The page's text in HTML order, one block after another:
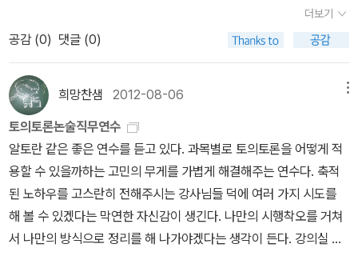
괴로웠을지는 충분히 짐작 가능한 일이다. 여기에서 잠깐 며칠전에
읽었던 《리뎀션》이 생각나는데, 그들은 발레로와 산체스로부터 증거
를 발견하지 못했지만 점점 더 그들이 범인이라는 확신을 갖게 된
다. 그들은 용의자들을 계속 주시하며 때를 기다렸고, 1913년 쿠엥카
에 새 판사가 임명이 되자, 증거부족을 이유로 발레로와 산체스 사건
을 기각한 전임 판사와는 달리 새 판사가 이를 번복해주기를 간절히
바라면서 기회를 놓치지 않고 다시 칼을 빼들었다.새 판사는 젊고 시
기심이 많은 사람이었고, 미해결 사건이라는 망령이 그의 머릿속을
떠나지 않고 괴롭혔다.발레로와 산체스는 다시 체포되었고, 이번에는
치안경비대가 호세 마리아 로뻬즈 그리말도스의 죽음뿐만 아니라 그
로 인해 그 가족들이 겪어야 했던 고통에 대해서도 응당한 대가를 치
과 존 버닝햄앤서니 브라운<우리 아빠가 최고야>,<돼지책>,<고릴
라>,<우리 엄마>,<기분을 말해 봐!> 존 버닝햄<지각대장 존>,<검
>,<깃털 없는 기러기 보르카> 앤서니 브라운이야 워낙에 유명하기
도 하고 책을 많이 내는 작가이기도 하여 아이가 있는 집이면 여러 권
있는 것이 보통이다. 또한 존 버닝햄 역시 마찬가지인지라 두 작가의
작품을 섞은 세트 상품이 판매될 정도이다. 우리집에도 두 작가의 작
품이 많다. 수적으로는 앤서니 브라운의 작품이 많지만 그의 작품 중
에는 썩 마음에 들지 않는 작품도 있어 언제부터인가 새로 구입을 하
지 않는 중이고 존 버닝햄의 작품은 여전히 궁금하다. 개인적으로 가
장 좋아하는 앤서니 브라운의 작품은 [우리 엄마]이고, 존 버닝햄의
미녀가 되고싶었던 라타투이는 마법의 수
프를 끓인다. 그렇지만 결국엔 실패하고 늘어난 라타투이들을 먹여살
려야만 하는 이야기. 자기 자신의 모습을 인정할 때 진정한 나의 모습
을 발견할 수 있을 것이다. 372. 들썩들썩 개구리의 세상구경
정말 딱 우물안 개구리의 모습. 개구리가 세상을 구경하고도 자신의
생각에서 딱 그만큼밖에 모르는 걸 보면, 여러가지 생각을 하게 된
다. 373. 사막에서 한 판 붙자내용을 스스로 꾸며서 이야기를
만들어갈 수 있는 책. 물론 결론을 바꿀 수는 없지만, 책의 내용에 직
접 참여한다는 측면에서 새로운 경험이 가능하다. 374. 지구마
을 친구들에게 천원이 잇다면?집앞 문방구에서 늘 100원, 500원
에 무뎌갈 때쯤 이 그림책을 보았던 것 같다. 내가 의미없이 사용해버
더보기
공감 (0) 댓글 (0)
희망찬샘 2012-08-06
토의토론논술직무연수
알토란 같은 좋은 연수를 듣고 있다. 과목별로 토의토론을 어떻게 적
용할 수 있을까하는 고민의 무게를 가볍게 해결해주는 연수다. 축적
된 노하우를 고스란히 전해주시는 강사님들 덕에 여러 가지 시도를
해 볼 수 있겠다는 막연한 자신감이 생긴다. 나만의 시행착오를 거쳐
서 나만의 방식으로 정리를 해 나가야겠다는 생각이 든다. 강의실 컴